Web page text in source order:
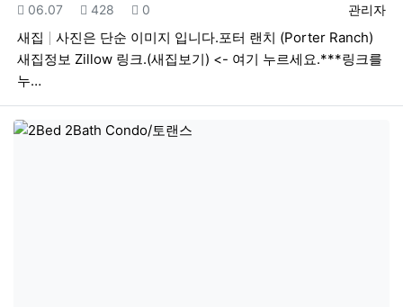
등록자
관리자
등록일
06.07 조회
428 추천
0
새집
사진은 단순 이미지 입니다.포터 랜치 (Porter Ranch)
새집정보 Zillow 링크.(새집보기) <- 여기 누르세요.***링크를
누…